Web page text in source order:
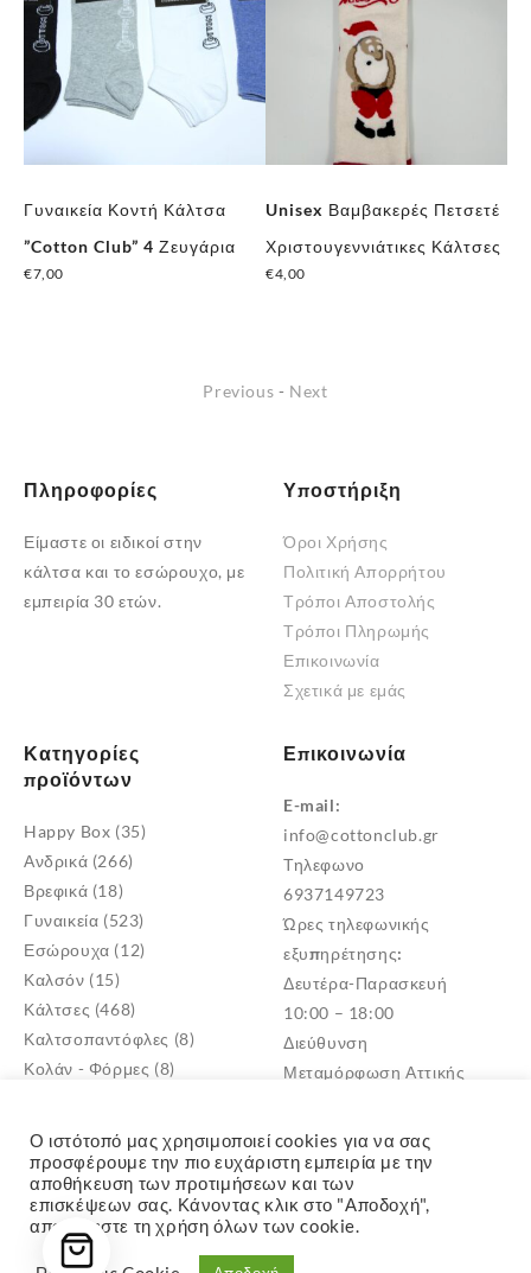
Γυναικεία Κοντή Κάλτσα
”Cotton Club” 4 Ζευγάρια
€7,00
Unisex Βαμβακερές Πετσετέ
Χριστουγεννιάτικες Κάλτσες
€4,00
Previous - Next
Πληροφορίες
Είμαστε οι ειδικοί στην
κάλτσα και το εσώρουχο, με
εμπειρία 30 ετών.
Υποστήριξη
Όροι Χρήσης
Πολιτική Απορρήτου
Τρόποι Αποστολής
Τρόποι Πληρωμής
Επικοινωνία
Σχετικά με εμάς
Κατηγορίες
προϊόντων
Happy Box (35)
Ανδρικά (266)
Βρεφικά (18)
Γυναικεία (523)
Εσώρουχα (12)
Καλσόν (15)
Κάλτσες (468)
Καλτσοπαντόφλες (8)
Κολάν - Φόρμες (8)
Σκουφιά - Γάντια (3)
Παιδικά (268)
Επικοινωνία
E-mail:
info@cottonclub.gr
Τηλεφωνο
6937149723
Ώρες τηλεφωνικής
εξυπηρέτησης:
Δευτέρα-Παρασκευή
10:00 – 18:00
Διεύθυνση
Μεταμόρφωση Αττικής
Ο ιστότοπό μας χρησιμοποιεί cookies για να σας
προσφέρουμε την πιο ευχάριστη εμπειρία με την
αποθήκευση των προτιμήσεων και των
επισκέψεων σας. Κάνοντας κλικ στο "Αποδοχή",
αποδέχεστε τη χρήση όλων των cookie.